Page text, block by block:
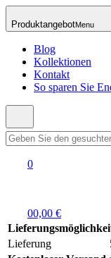
ProduktangebotMenu
Blog
Kollektionen
Kontakt
So sparen Sie
0
00,00 €
Lieferung